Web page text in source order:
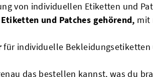
von individuellen Etiketten und
und Patches gehörend, mit
für individuelle Bekleidungsetiketten
das bestellen kannst, was du